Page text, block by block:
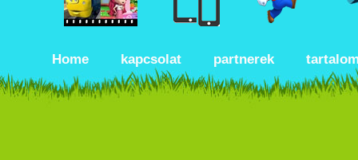
Home kapcsolat partnerek